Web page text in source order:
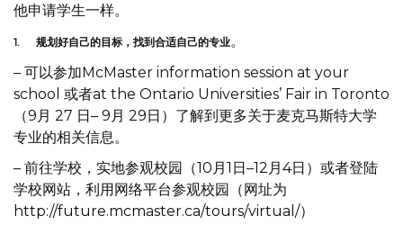
他申请学生一样。
1. 规划好自己的目标，找到合适自己的专业。
– 可以参加McMaster information session at your
school 或者at the Ontario Universities’ Fair in Toronto
（9月 27 日– 9月 29日）了解到更多关于麦克马斯特大学
专业的相关信息。
– 前往学校，实地参观校园（10月1日–12月4日）或者登陆
学校网站，利用网络平台参观校园（网址为
http://future.mcmaster.ca/tours/virtual/）